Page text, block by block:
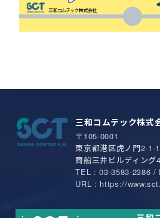
三和コムテック株式
〒105-0001
東京都港区虎ノ門2-1-1
商船三井ビルディング
TEL : 03-3583-2386 /
URL : https://